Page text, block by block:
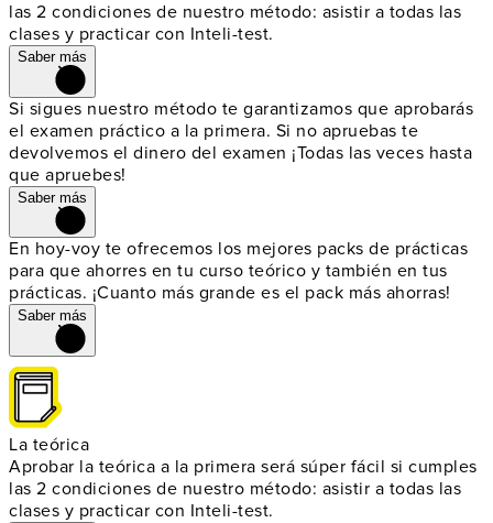
las 2 condiciones de nuestro método: asistir a todas las
clases y practicar con Inteli-test.
Saber más
Si sigues nuestro método te garantizamos que aprobarás
el examen práctico a la primera. Si no apruebas te
devolvemos el dinero del examen ¡Todas las veces hasta
que apruebes!
Saber más
En hoy-voy te ofrecemos los mejores packs de prácticas
para que ahorres en tu curso teórico y también en tus
prácticas. ¡Cuanto más grande es el pack más ahorras!
Saber más
La teórica
Aprobar la teórica a la primera será súper fácil si cumples
las 2 condiciones de nuestro método: asistir a todas las
clases y practicar con Inteli-test.